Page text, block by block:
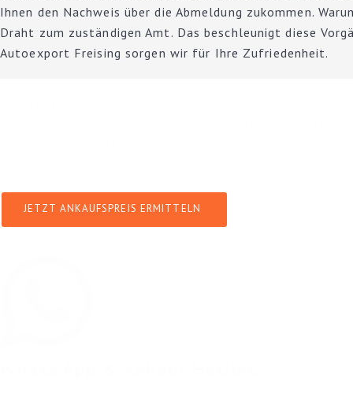
Ihnen den Nachweis über die Abmeldung zukommen.
Draht zum zuständigen Amt. Das beschleunigt diese
Autoexport Freising sorgen wir für Ihre Zufriedenheit.
JETZT ANKAUFSPREIS ERMITTELN